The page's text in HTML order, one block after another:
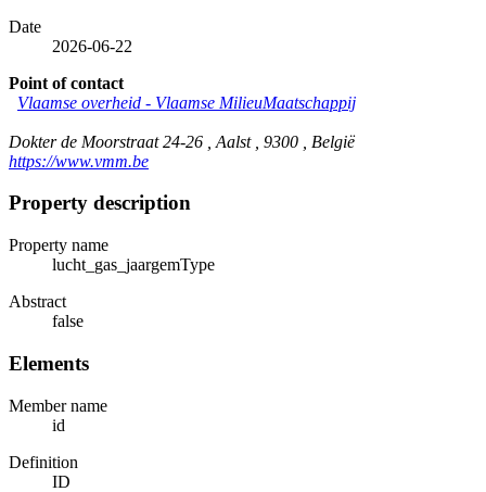
Date
2026-06-22
Point of contact
Vlaamse overheid - Vlaamse MilieuMaatschappij
Dokter de Moorstraat 24-26 , Aalst , 9300 , België
https://www.vmm.be
Property description
Property name
lucht_gas_jaargemType
Abstract
false
Elements
Member name
id
Definition
ID